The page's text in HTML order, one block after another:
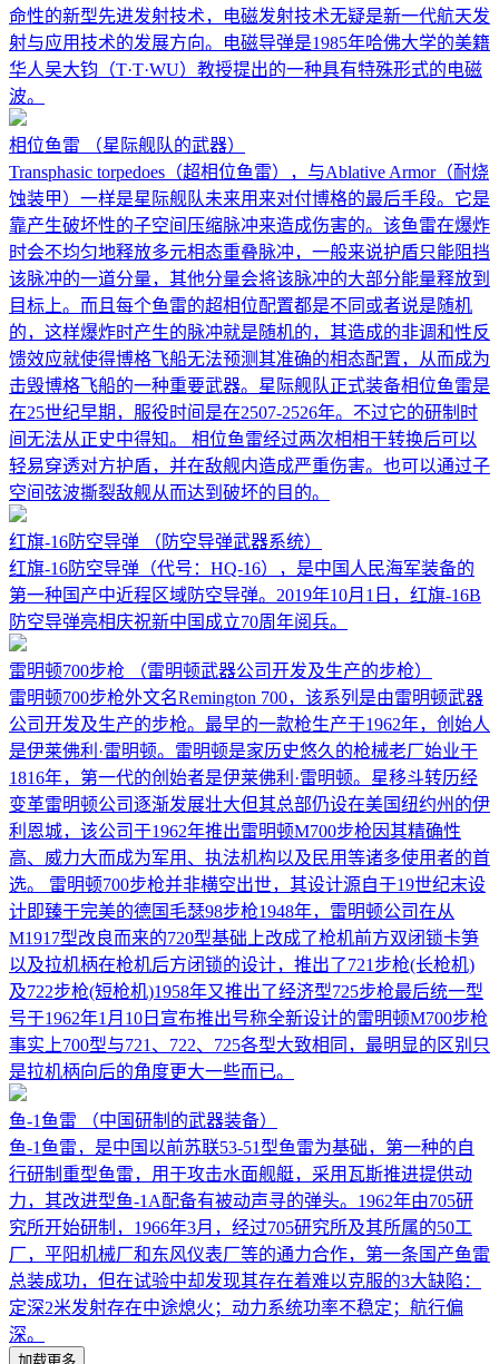
命性的新型先进发射技术，电磁发射技术无疑是新一代航天发
射与应用技术的发展方向。电磁导弹是1985年哈佛大学的美籍
华人吴大钧（T·T·WU）教授提出的一种具有特殊形式的电磁
波。
相位鱼雷
（星际舰队的武器）
Transphasic torpedoes（超相位鱼雷），与Ablative Armor（耐烧
蚀装甲）一样是星际舰队未来用来对付博格的最后手段。它是
靠产生破坏性的子空间压缩脉冲来造成伤害的。该鱼雷在爆炸
时会不均匀地释放多元相态重叠脉冲，一般来说护盾只能阻挡
该脉冲的一道分量，其他分量会将该脉冲的大部分能量释放到
目标上。而且每个鱼雷的超相位配置都是不同或者说是随机
的，这样爆炸时产生的脉冲就是随机的，其造成的非调和性反
馈效应就使得博格飞船无法预测其准确的相态配置，从而成为
击毁博格飞船的一种重要武器。星际舰队正式装备相位鱼雷是
在25世纪早期，服役时间是在2507-2526年。不过它的研制时
间无法从正史中得知。 相位鱼雷经过两次相相干转换后可以
轻易穿透对方护盾，并在敌舰内造成严重伤害。也可以通过子
空间弦波撕裂敌舰从而达到破坏的目的。
红旗-16防空导弹
（防空导弹武器系统）
红旗-16防空导弹（代号：HQ-16），是中国人民海军装备的
第一种国产中近程区域防空导弹。2019年10月1日，红旗-16B
防空导弹亮相庆祝新中国成立70周年阅兵。
雷明顿700步枪
（雷明顿武器公司开发及生产的步枪）
雷明顿700步枪外文名Remington 700，该系列是由雷明顿武器
公司开发及生产的步枪。最早的一款枪生产于1962年，创始人
是伊莱佛利·雷明顿。雷明顿是家历史悠久的枪械老厂始业于
1816年，第一代的创始者是伊莱佛利·雷明顿。星移斗转历经
变革雷明顿公司逐渐发展壮大但其总部仍设在美国纽约州的伊
利恩城，该公司于1962年推出雷明顿M700步枪因其精确性
高、威力大而成为军用、执法机构以及民用等诸多使用者的首
选。 雷明顿700步枪并非横空出世，其设计源自于19世纪末设
计即臻于完美的德国毛瑟98步枪1948年，雷明顿公司在从
M1917型改良而来的720型基础上改成了枪机前方双闭锁卡笋
以及拉机柄在枪机后方闭锁的设计，推出了721步枪(长枪机)
及722步枪(短枪机)1958年又推出了经济型725步枪最后统一型
号于1962年1月10日宣布推出号称全新设计的雷明顿M700步枪
事实上700型与721、722、725各型大致相同，最明显的区别只
是拉机柄向后的角度更大一些而已。
鱼-1鱼雷
（中国研制的武器装备）
鱼-1鱼雷，是中国以前苏联53-51型鱼雷为基础，第一种的自
行研制重型鱼雷，用于攻击水面舰艇，采用瓦斯推进提供动
力，其改进型鱼-1A配备有被动声寻的弹头。1962年由705研
究所开始研制，1966年3月，经过705研究所及其所属的50工
厂，平阳机械厂和东风仪表厂等的通力合作，第一条国产鱼雷
总装成功，但在试验中却发现其存在着难以克服的3大缺陷：
定深2米发射存在中途熄火；动力系统功率不稳定；航行偏
深。